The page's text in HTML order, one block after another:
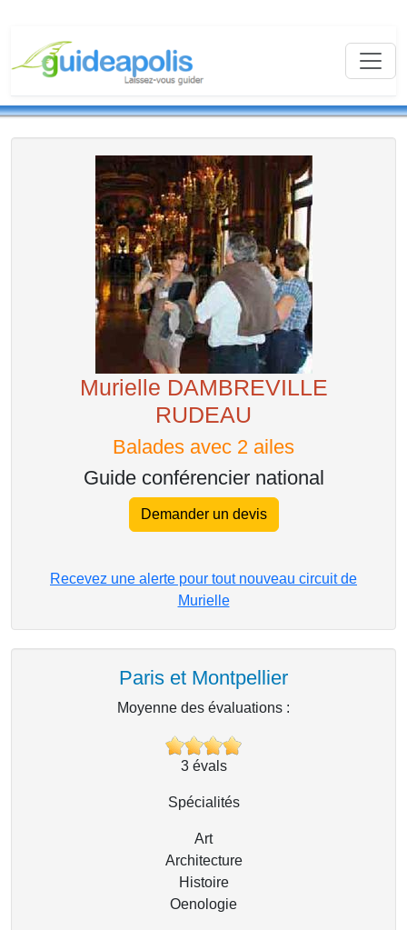
Murielle DAMBREVILLE
RUDEAU
Balades avec 2 ailes
Guide conférencier national
Demander un devis
Recevez une alerte pour tout nouveau circuit de
Murielle
Paris et Montpellier
Moyenne des évaluations :
3évals
Spécialités
Art
Architecture
Histoire
Oenologie